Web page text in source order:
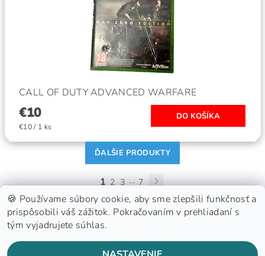
CALL OF DUTY ADVANCED WARFARE
€10
€10 / 1 ks
ĎALŠIE PRODUKTY
1 2 3 ... 7
🍪 Používame súbory cookie, aby sme zlepšili funkčnosť a
prispôsobili váš zážitok. Pokračovaním v prehliadaní s
tým vyjadrujete súhlas.